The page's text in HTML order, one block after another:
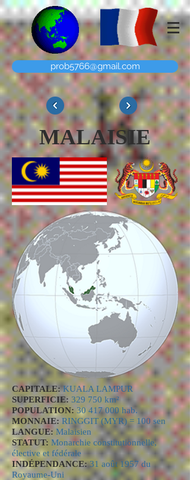
prob5766@gmail.com
MALAISIE
CAPITALE: KUALA LAMPUR
SUPERFICIE: 329 750 km²
POPULATION: 30 417 000 hab.
MONNAIE: RINGGIT (MYR) = 100 sen
LANGUE: Malaisien
STATUT: Monarchie constitutionnelle,
élective et fédérale
INDÉPENDANCE:31 août 1957 du
Royaume-Uni